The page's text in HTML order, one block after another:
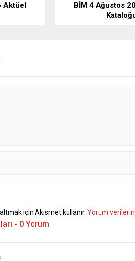
Aktüel
BİM 4 Ağustos
için Akismet kullanır. Yorum
- 0 Yorum